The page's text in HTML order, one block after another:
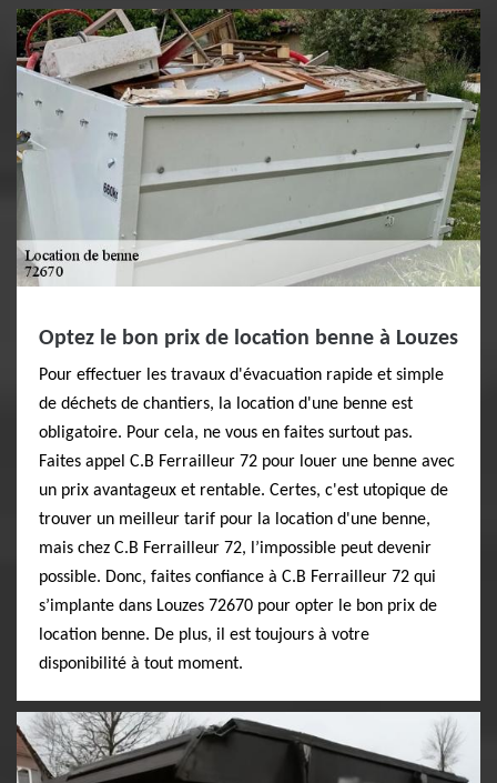
Optez le bon prix de location benne à Louzes
Pour effectuer les travaux d'évacuation rapide et simple
de déchets de chantiers, la location d'une benne est
obligatoire. Pour cela, ne vous en faites surtout pas.
Faites appel C.B Ferrailleur 72 pour louer une benne avec
un prix avantageux et rentable. Certes, c'est utopique de
trouver un meilleur tarif pour la location d'une benne,
mais chez C.B Ferrailleur 72, l’impossible peut devenir
possible. Donc, faites confiance à C.B Ferrailleur 72 qui
s’implante dans Louzes 72670 pour opter le bon prix de
location benne. De plus, il est toujours à votre
disponibilité à tout moment.